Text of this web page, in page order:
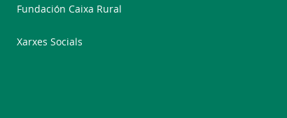
Fundación Caixa Rural
Xarxes Socials